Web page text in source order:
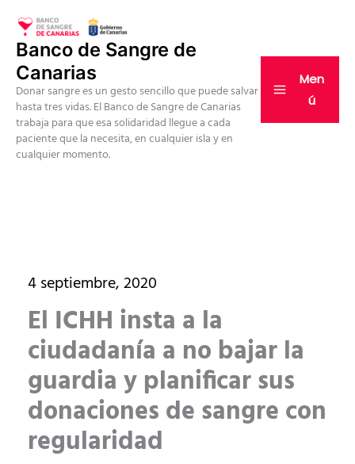
contenido
Banco de Sangre de
Canarias
Donar sangre es un gesto sencillo que puede salvar
hasta tres vidas. El Banco de Sangre de Canarias
trabaja para que esa solidaridad llegue a cada
paciente que la necesita, en cualquier isla y en
cualquier momento.
Men
ú
4 septiembre, 2020
El ICHH insta a la
ciudadanía a no bajar la
guardia y planificar sus
donaciones de sangre con
regularidad